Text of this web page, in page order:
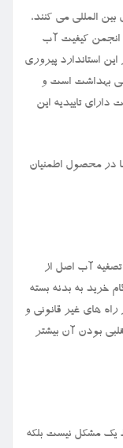
المللی می کنند،
انجمن کیفیت آب
استاندارد پیروری
بهداشت است و
تاییدیه این
در محصول اطمنیان
تصفیه آب اصل از
خرید به بدنه بسته
های غیر قانونی و
بودن آن بیشتر
یک مشکل نیست بلکه